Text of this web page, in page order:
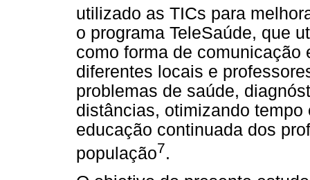
utilizado as TICs para
o programa TeleSaúde, que
como forma de
diferentes locais e
problemas de saúde,
distâncias, otimizando
educação continuada dos
população7.